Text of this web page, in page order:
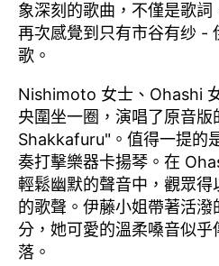
象深刻的歌曲，不僅是歌
再次感覺到只有市谷有纱 -
歌。
Nishimoto 女士、Ohashi
央圍坐一圈，演唱了原音
Shakkafuru"。值得一提的
奏打擊樂器卡揚琴。在
輕鬆幽默的聲音中，觀眾
的歌聲。伊藤小姐帶著活
分，她可愛的溫柔嗓音似乎
落。